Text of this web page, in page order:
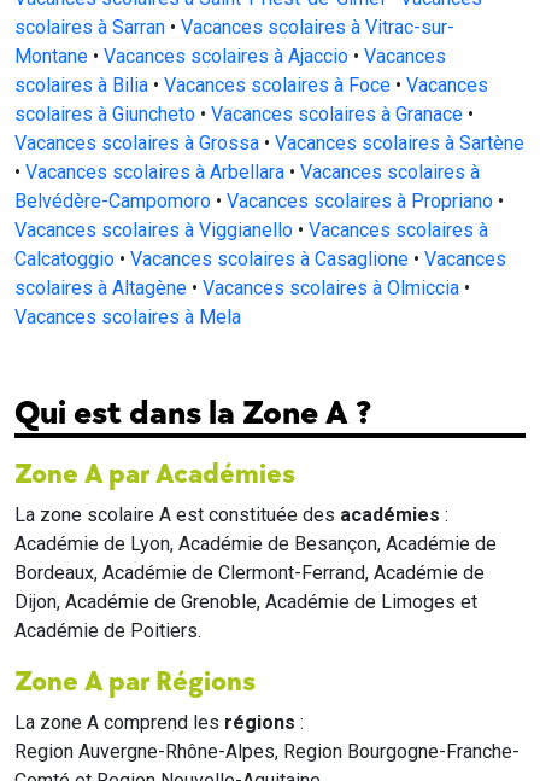
scolaires à Sarran • Vacances scolaires à Vitrac-sur-
Montane • Vacances scolaires à Ajaccio • Vacances
scolaires à Bilia • Vacances scolaires à Foce • Vacances
scolaires à Giuncheto • Vacances scolaires à Granace •
Vacances scolaires à Grossa • Vacances scolaires à Sartène
• Vacances scolaires à Arbellara • Vacances scolaires à
Belvédère-Campomoro • Vacances scolaires à Propriano •
Vacances scolaires à Viggianello • Vacances scolaires à
Calcatoggio • Vacances scolaires à Casaglione • Vacances
scolaires à Altagène • Vacances scolaires à Olmiccia •
Vacances scolaires à Mela
Qui est dans la Zone A ?
Zone A par Académies
La zone scolaire A est constituée des académies :
Académie de Lyon, Académie de Besançon, Académie de
Bordeaux, Académie de Clermont-Ferrand, Académie de
Dijon, Académie de Grenoble, Académie de Limoges et
Académie de Poitiers.
Zone A par Régions
La zone A comprend les régions :
Region Auvergne-Rhône-Alpes, Region Bourgogne-Franche-